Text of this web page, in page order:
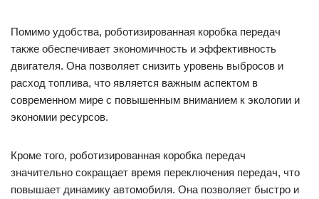
Помимо удобства, роботизированная коробка передач
также обеспечивает экономичность и эффективность
двигателя. Она позволяет снизить уровень выбросов и
расход топлива, что является важным аспектом в
современном мире с повышенным вниманием к экологии и
экономии ресурсов.
Кроме того, роботизированная коробка передач
значительно сокращает время переключения передач, что
повышает динамику автомобиля. Она позволяет быстро и